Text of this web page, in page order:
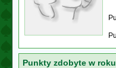
Punkty zdobyte w roku